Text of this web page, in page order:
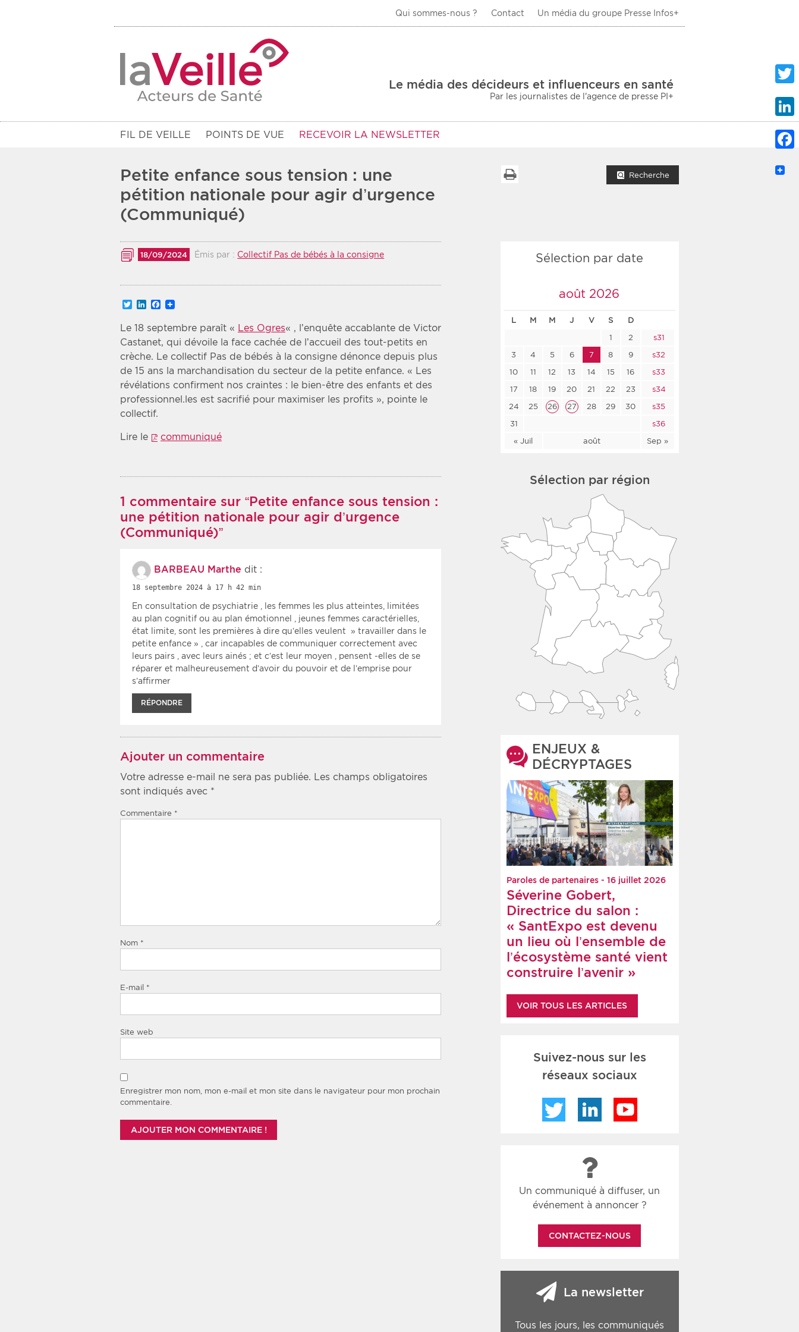
Qui sommes-nous ? Contact Un média du groupe Presse Infos+
Le média des décideurs et influenceurs en santé
Par les journalistes de l'agence de presse PI+
FIL DE VEILLE POINTS DE VUE RECEVOIR LA NEWSLETTER
Filtres
Communiqués des 10 derniers jours Communiqués Sanitaire
Zone géographique
Choisir une zone
Période
Choisir une date de débutChoisir une date de fin Chronologique
Inversé
Petite enfance sous tension : une
pétition nationale pour agir d’urgence
(Communiqué)
Recherche
18/09/2024 Émis par : Collectif Pas de bébés à la consigne
TwitterLinkedInFacebook
Le 18 septembre paraît « Les Ogres« , l’enquête accablante de Victor
Castanet, qui dévoile la face cachée de l’accueil des tout-petits en
crèche. Le collectif Pas de bébés à la consigne dénonce depuis plus
de 15 ans la marchandisation du secteur de la petite enfance. « Les
révélations confirment nos craintes : le bien-être des enfants et des
professionnel.les est sacrifié pour maximiser les profits », pointe le
collectif.
Lire le communiqué
1 commentaire sur “Petite enfance sous tension :
une pétition nationale pour agir d’urgence
(Communiqué)”
BARBEAU Marthe dit :
18 septembre 2024 à 17 h 42 min
En consultation de psychiatrie , les femmes les plus atteintes, limitées
au plan cognitif ou au plan émotionnel , jeunes femmes caractérielles,
état limite, sont les premières à dire qu’elles veulent » travailler dans le
petite enfance » , car incapables de communiquer correctement avec
leurs pairs , avec leurs ainés ; et c’est leur moyen , pensent -elles de se
réparer et malheureusement d’avoir du pouvoir et de l’emprise pour
s’affirmer
RÉPONDRE
Ajouter un commentaire
Votre adresse e-mail ne sera pas publiée. Les champs obligatoires
sont indiqués avec *
Commentaire *
Nom *
E-mail *
Site web
Enregistrer mon nom, mon e-mail et mon site dans le navigateur pour mon prochain
commentaire.
Sélection par date
août 2026
L M M J V S D
« Juil août Sep »
1 2
s31
3
4 5 6 7 8 9
s32
10
11 12 13 14 15 16
s33
17
18 19 20 21 22 23
s34
24
25 26 27 28 29 30
s35
31
s36
Sélection par région
ENJEUX &
DÉCRYPTAGES
Paroles de partenaires - 16 juillet 2026
Séverine Gobert,
Directrice du salon :
« SantExpo est devenu
un lieu où l’ensemble de
l’écosystème santé vient
construire l’avenir »
VOIR TOUS LES ARTICLES
Suivez-nous sur les
réseaux sociaux
Twitter LinkedIn
Un communiqué à diffuser, un
événement à annoncer ?
CONTACTEZ-NOUS
La newsletter
Tous les jours, les communiqués